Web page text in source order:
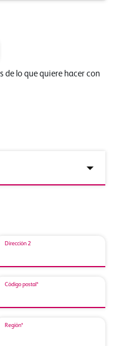
de lo que quiere hacer con
Dirección 2
Código postal*
Región*